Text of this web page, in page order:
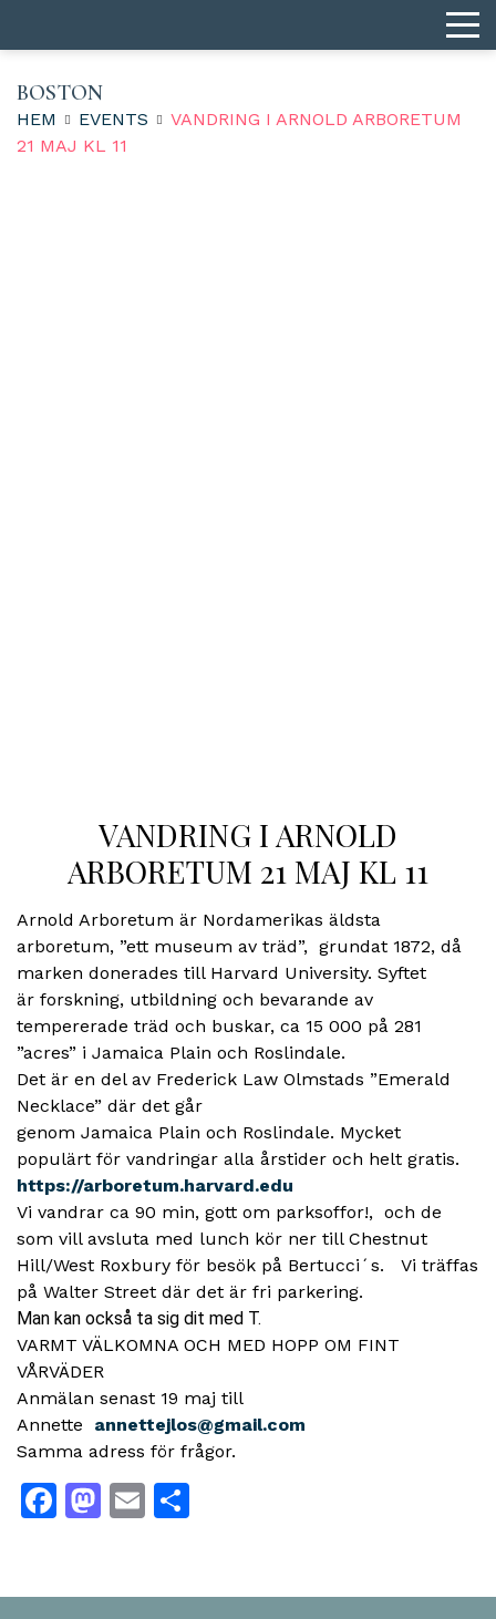
BOSTON
HEM EVENTS
VANDRING I ARNOLD ARBORETUM
21 MAJ KL 11
VANDRING I ARNOLD
ARBORETUM 21 MAJ KL 11
Arnold Arboretum är Nordamerikas äldsta
arboretum, ”ett museum av träd”, grundat 1872, då
marken donerades till Harvard University. Syftet
är forskning, utbildning och bevarande av
tempererade träd och buskar, ca 15 000 på 281
”acres” i Jamaica Plain och Roslindale.
Det är en del av Frederick Law Olmstads ”Emerald
Necklace” där det går
genom Jamaica Plain och Roslindale. Mycket
populärt för vandringar alla årstider och helt gratis.
https://arboretum.harvard.edu
Vi vandrar ca 90 min, gott om parksoffor!, och de
som vill avsluta med lunch kör ner till Chestnut
Hill/West Roxbury för besök på Bertucci´s. Vi träffas
på Walter Street där det är fri parkering.
Man kan också ta sig dit med T.
VARMT VÄLKOMNA OCH MED HOPP OM FINT
VÅRVÄDER
Anmälan senast 19 maj till
Annette annettejlos@gmail.com
Samma adress för frågor.
Facebook
Mastodon
Email